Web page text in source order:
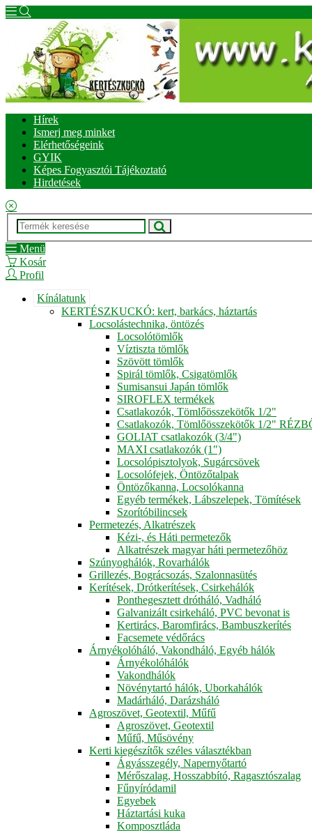
Hírek
Ismerj meg minket
Elérhetőségeink
GYIK
Képes Fogyasztói Tájékoztató
Hirdetések
Menü
Kosár
Profil
Kínálatunk
KERTÉSZKUCKÓ: kert, barkács, háztartás
Locsolástechnika, öntözés
Locsolótömlők
Víztiszta tömlők
Szövött tömlők
Spirál tömlők, Csigatömlők
Sumisansui Japán tömlők
SIROFLEX termékek
Csatlakozók, Tömlőösszekötők 1/2"
Csatlakozók, Tömlőösszekötők 1/2"
GOLIAT csatlakozók (3/4")
MAXI csatlakozók (1")
Locsolópisztolyok, Sugárcsövek
Locsolófejek, Öntözőtalpak
Öntözőkanna, Locsolókanna
Egyéb termékek, Lábszelepek, Tömítések
Szorítóbilincsek
Permetezés, Alkatrészek
Kézi-, és Háti permetezők
Alkatrészek magyar háti permetezőhöz
Szúnyoghálók, Rovarhálók
Grillezés, Bográcsozás, Szalonnasütés
Kerítések, Drótkerítések, Csirkehálók
Ponthegesztett drótháló, Vadháló
Galvanizált csirkeháló, PVC bevonat is
Kertirács, Baromfirács, Bambuszkerítés
Facsemete védőrács
Árnyékolóháló, Vakondháló, Egyéb hálók
Árnyékolóhálók
Vakondhálók
Növénytartó hálók, Uborkahálók
Madárháló, Darázsháló
Agroszövet, Geotextil, Műfű
Agroszövet, Geotextil
Műfű, Műsövény
Kerti kiegészítők széles választékban
Ágyásszegély, Napernyőtartó
Mérőszalag, Hosszabbító, Ragasztószalag
Fűnyíródamil
Egyebek
Háztartási kuka
Komposztláda